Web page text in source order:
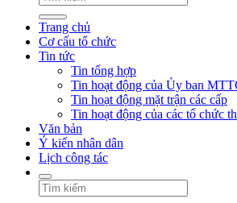
Trang chủ
Cơ cấu tổ chức
Tin tức
Tin tổng hợp
Tin hoạt động của Ủy ban
Tin hoạt động mặt trận các cấp
Tin hoạt động của các tổ chức
Văn bản
Ý kiến nhân dân
Lịch công tác